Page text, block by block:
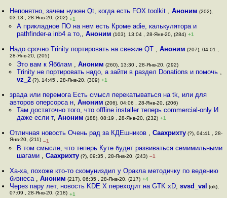
Непонятно, зачем нужен Qt, когда есть FOX toolkit ,Аноним (202),
03:13 , 28-Янв-20, (202) +1
А прикладное ПО на нем есть Кроме adie, калькулятора и
pathfinder-а inb4 а то,, Аноним (103), 13:04 , 28-Янв-20, (284) +1
Надо срочно Trinity портировать на свежие QT ,Аноним (207), 04:01 ,
28-Янв-20, (205)
Это вам к Ябблам , Аноним (260), 13:30 , 28-Янв-20, (292)
Trinity не портировать надо, а зайти в раздел Donations и помочь ,
vz_2(?), 14:45 , 28-Янв-20, (309) +1
зрада или перемога Есть смысл перекатываться на tk, или для
авторов оперсорса н,Аноним (206), 04:06 , 28-Янв-20, (206)
Там достаточно того, что offline installer теперь commercial-only И
даже если т, Аноним (188), 08:19 , 28-Янв-20, (232) +1
Отличная новость Очень рад за КДЕшников ,Саахрихту (?), 04:41 , 28-
Янв-20, (211) –1
В том смысле, что теперь Куте будет развиваться семимильными
шагами , Саахрихту(?), 09:35 , 28-Янв-20, (243) –1
Ха-ха, похоже кто-то скомуниздил у Оракла методичку по ведению
бизнеса ,Аноним (217), 06:35 , 28-Янв-20, (217) +4
Через пару лет, новость KDE X переходит на GTK xD,svsd_val (ok),
07:09 , 28-Янв-20, (218) +1